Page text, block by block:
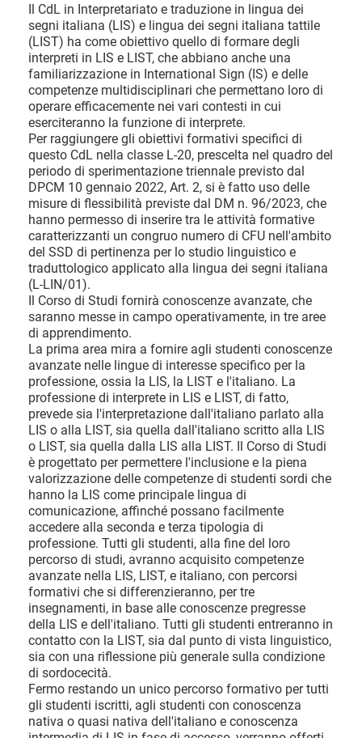
Il CdL in Interpretariato e traduzione in lingua dei
segni italiana (LIS) e lingua dei segni italiana tattile
(LIST) ha come obiettivo quello di formare degli
interpreti in LIS e LIST, che abbiano anche una
familiarizzazione in International Sign (IS) e delle
competenze multidisciplinari che permettano loro di
operare efficacemente nei vari contesti in cui
eserciteranno la funzione di interprete.
Per raggiungere gli obiettivi formativi specifici di
questo CdL nella classe L-20, prescelta nel quadro del
periodo di sperimentazione triennale previsto dal
DPCM 10 gennaio 2022, Art. 2, si è fatto uso delle
misure di flessibilità previste dal DM n. 96/2023, che
hanno permesso di inserire tra le attività formative
caratterizzanti un congruo numero di CFU nell'ambito
del SSD di pertinenza per lo studio linguistico e
traduttologico applicato alla lingua dei segni italiana
(L-LIN/01).
Il Corso di Studi fornirà conoscenze avanzate, che
saranno messe in campo operativamente, in tre aree
di apprendimento.
La prima area mira a fornire agli studenti conoscenze
avanzate nelle lingue di interesse specifico per la
professione, ossia la LIS, la LIST e l'italiano. La
professione di interprete in LIS e LIST, di fatto,
prevede sia l'interpretazione dall'italiano parlato alla
LIS o alla LIST, sia quella dall'italiano scritto alla LIS
o LIST, sia quella dalla LIS alla LIST. Il Corso di Studi
è progettato per permettere l'inclusione e la piena
valorizzazione delle competenze di studenti sordi che
hanno la LIS come principale lingua di
comunicazione, affinché possano facilmente
accedere alla seconda e terza tipologia di
professione. Tutti gli studenti, alla fine del loro
percorso di studi, avranno acquisito competenze
avanzate nella LIS, LIST, e italiano, con percorsi
formativi che si differenzieranno, per tre
insegnamenti, in base alle conoscenze pregresse
della LIS e dell'italiano. Tutti gli studenti entreranno in
contatto con la LIST, sia dal punto di vista linguistico,
sia con una riflessione più generale sulla condizione
di sordocecità.
Fermo restando un unico percorso formativo per tutti
gli studenti iscritti, agli studenti con conoscenza
nativa o quasi nativa dell'italiano e conoscenza